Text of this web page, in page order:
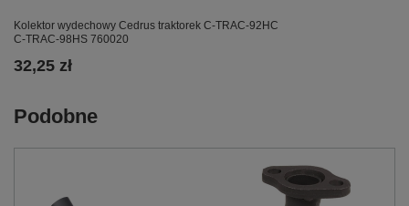
Kolektor wydechowy Cedrus traktorek C-TRAC-92HC
C-TRAC-98HS 760020
32,25 zł
Podobne